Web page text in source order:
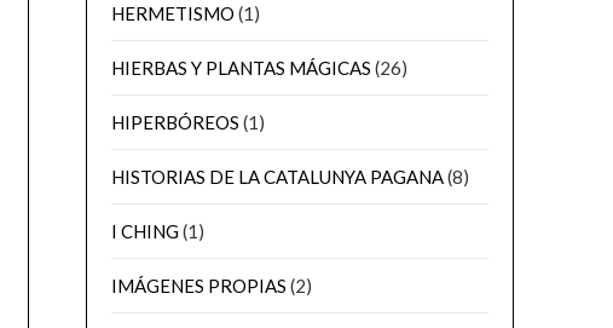
HERMETISMO (1)
HIERBAS Y PLANTAS MÁGICAS (26)
HIPERBÓREOS (1)
HISTORIAS DE LA CATALUNYA PAGANA(8)
I CHING(1)
IMÁGENES PROPIAS (2)